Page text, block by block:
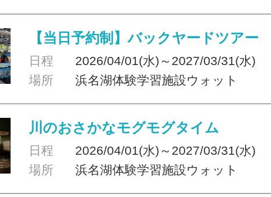
【当日予約制】バックヤードツアー
日程
2026/04/01(水)～2027/03/31(水)
場所
浜名湖体験学習施設ウォット
川のおさかなモグモグタイム
日程
2026/04/01(水)～2027/03/31(水)
場所
浜名湖体験学習施設ウォット